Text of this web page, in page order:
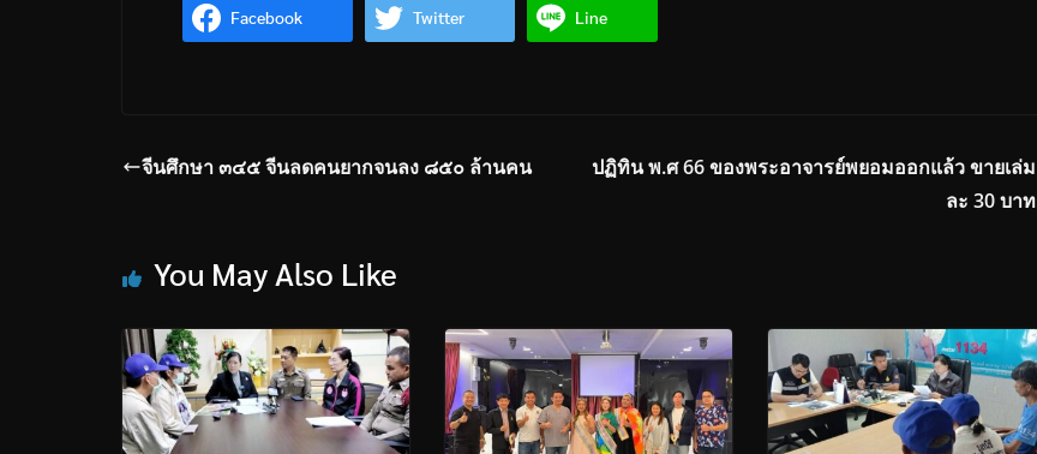
Facebook Twitter Line
จีนศึกษา ๓๔๕ จีนลดคนยากจนลง ๘๕๐ ล้านคน
ปฏิทิน พ.ศ 66 ของพระอาจารย์พยอมออกแล้ว ขายเล่ม
ละ 30 บาท
You May Also Like